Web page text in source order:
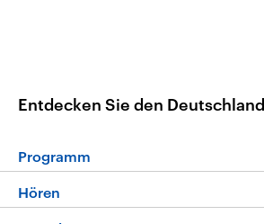
Entdecken Sie den
Programm
Programm
Hören